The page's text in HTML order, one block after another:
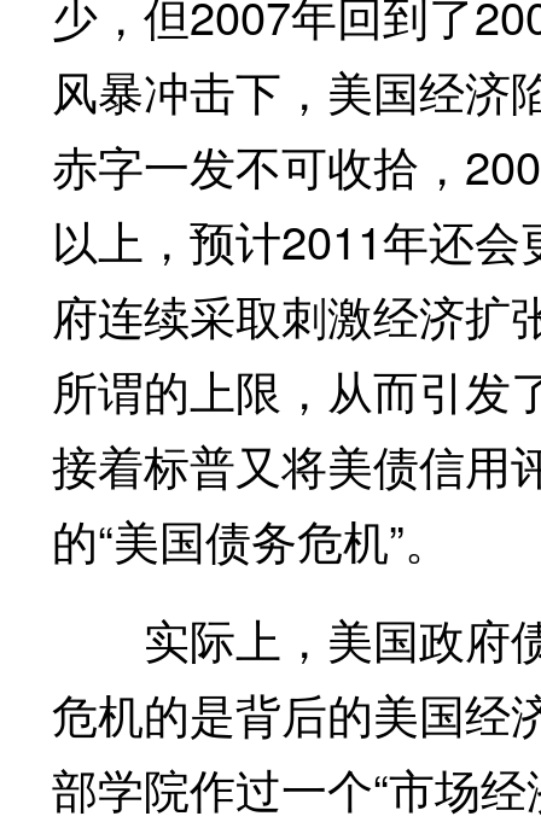
少，但2007年回到了
风暴冲击下，美国经济
赤字一发不可收拾，
以上，预计2011年还
府连续采取刺激经济扩
所谓的上限，从而引发
接着标普又将美债信用
的“美国债务危机”。
实际上，美国政府
危机的是背后的美国经
部学院作过一个“市场